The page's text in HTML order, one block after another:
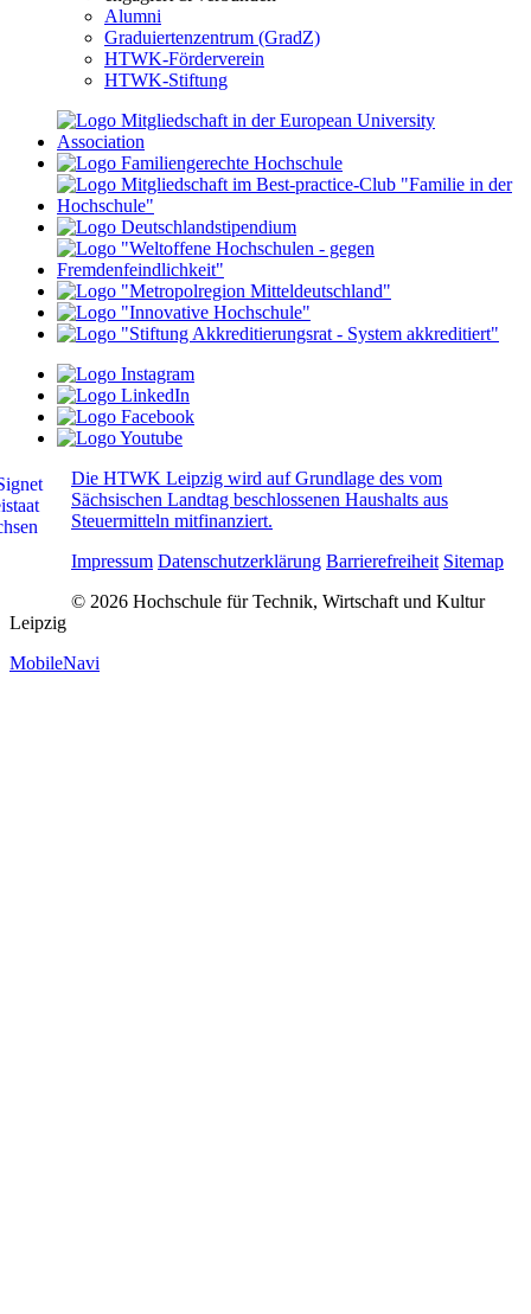
Alumni
Graduiertenzentrum (GradZ)
HTWK-Förderverein
HTWK-Stiftung
Die HTWK Leipzig wird auf Grundlage des vom
Sächsischen Landtag beschlossenen Haushalts aus
Steuermitteln mitfinanziert.
Impressum Datenschutzerklärung Barrierefreiheit Sitemap
© 2026 Hochschule für Technik, Wirtschaft und Kultur
Leipzig
MobileNavi